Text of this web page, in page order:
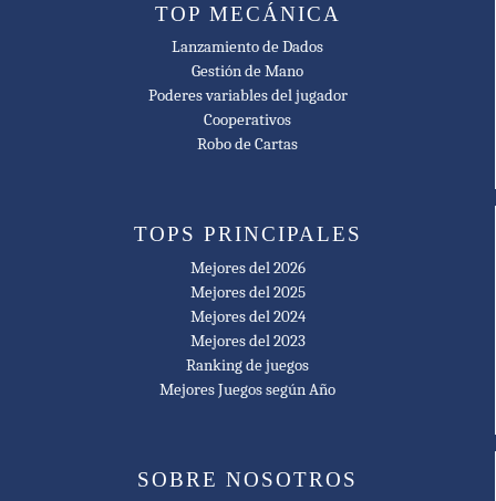
TOP MECÁNICA
Lanzamiento de Dados
Gestión de Mano
Poderes variables del jugador
Cooperativos
Robo de Cartas
TOPS PRINCIPALES
Mejores del 2026
Mejores del 2025
Mejores del 2024
Mejores del 2023
Ranking de juegos
Mejores Juegos según Año
SOBRE NOSOTROS